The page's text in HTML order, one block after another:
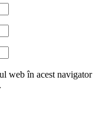
web în acest navigator